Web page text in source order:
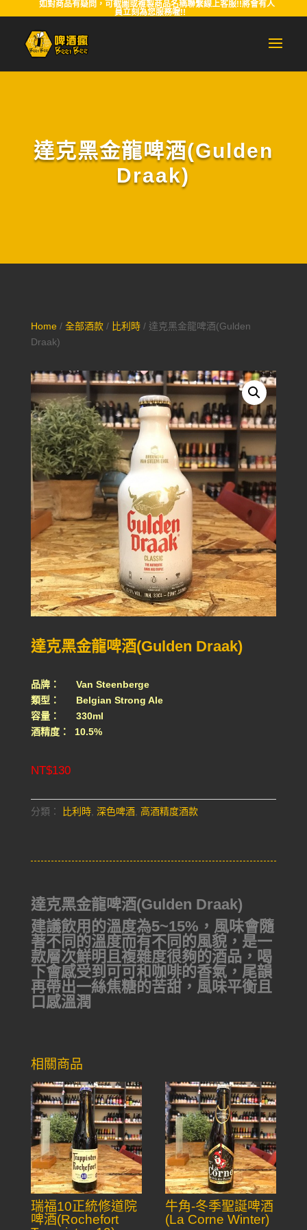
如對商品有疑問，可截圖或複製商品名稱聯繫線上客服!!將會有人
員立刻為您服務喔!!
達克黑金龍啤酒(Gulden
Draak)
Home/ 全部酒款/ 比利時/ 達克黑金龍啤酒(Gulden
Draak)
達克黑金龍啤酒(Gulden Draak)
品牌： Van Steenberge
類型： Belgian Strong Ale
容量： 330ml
酒精度： 10.5%
NT$130
分類： 比利時, 深色啤酒, 高酒精度酒款
達克黑金龍啤酒(Gulden Draak)
建議飲用的溫度為5~15%，風味會隨
著不同的溫度而有不同的風貌，是一
款層次鮮明且複雜度很夠的酒品，喝
下會感受到可可和咖啡的香氣，尾韻
再帶出一絲焦糖的苦甜，風味平衡且
口感溫潤
相關商品
瑞福10正統修道院
啤酒(Rochefort
牛角-冬季聖誕啤酒
(La Corne Winter)